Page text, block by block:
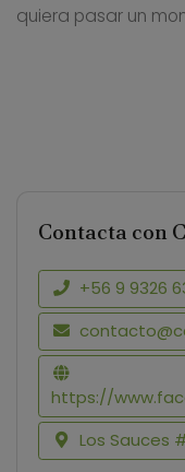
quiera pasar un
Contacta con
+56 9 9326
https://
Los Sauces